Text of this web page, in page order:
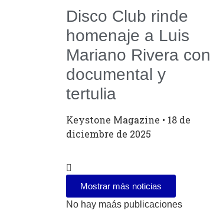
Disco Club rinde
homenaje a Luis
Mariano Rivera con
documental y
tertulia
Keystone Magazine
18 de
diciembre de 2025
Mostrar más noticias
No hay maás publicaciones